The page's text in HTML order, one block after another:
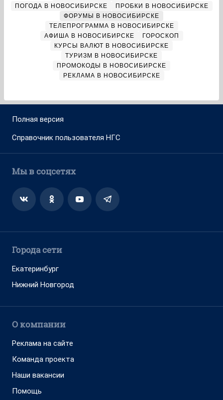
ПОГОДА В НОВОСИБИРСКЕ
ПРОБКИ В НОВОСИБИРСКЕ
ФОРУМЫ В НОВОСИБИРСКЕ
ТЕЛЕПРОГРАММА В НОВОСИБИРСКЕ
АФИША В НОВОСИБИРСКЕ
ГОРОСКОП
КУРСЫ ВАЛЮТ В НОВОСИБИРСКЕ
ТУРИЗМ В НОВОСИБИРСКЕ
ПРОМОКОДЫ В НОВОСИБИРСКЕ
РЕКЛАМА В НОВОСИБИРСКЕ
Полная версия
Справочник пользователя НГС
Мы в соцсетях
Города сети
Екатеринбург
Нижний Новгород
О компании
Реклама на сайте
Команда проекта
Наши вакансии
Помощь